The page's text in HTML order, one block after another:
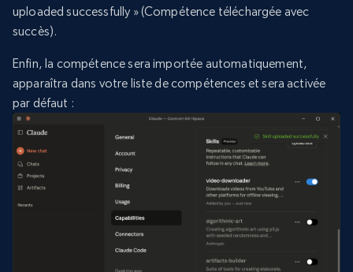
uploaded successfully » (Compétence téléchargée avec
succès).
Enfin, la compétence sera importée automatiquement,
apparaîtra dans votre liste de compétences et sera activée
par défaut :